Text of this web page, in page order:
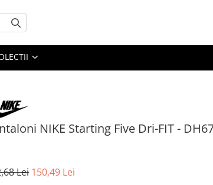
NIKE Starting Five Dri-FIT -
Lei 150,49 Lei